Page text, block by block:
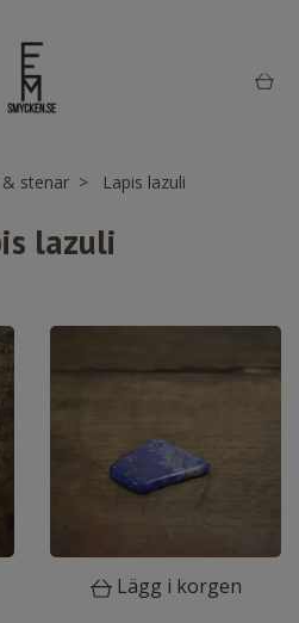
stenar Lapis lazuli
lazuli
Lägg i korgen